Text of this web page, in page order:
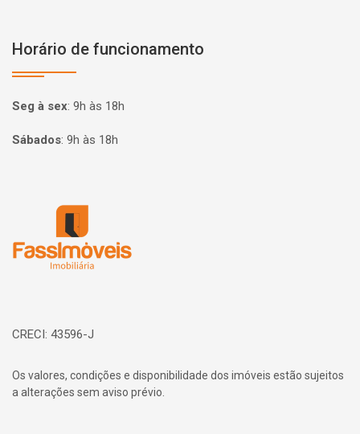
Horário de funcionamento
Seg à sex: 9h às 18h
Sábados: 9h às 18h
CRECI: 43596-J
Os valores, condições e disponibilidade dos imóveis estão sujeitos
a alterações sem aviso prévio.